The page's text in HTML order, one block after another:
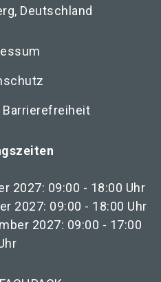
Deutschland
Barrierefreiheit
2027: 09:00 - 18:00 Uhr
2027: 09:00 - 18:00 Uhr
2027: 09:00 - 17:00